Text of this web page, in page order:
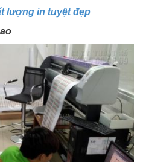
lượng in tuyệt đẹp